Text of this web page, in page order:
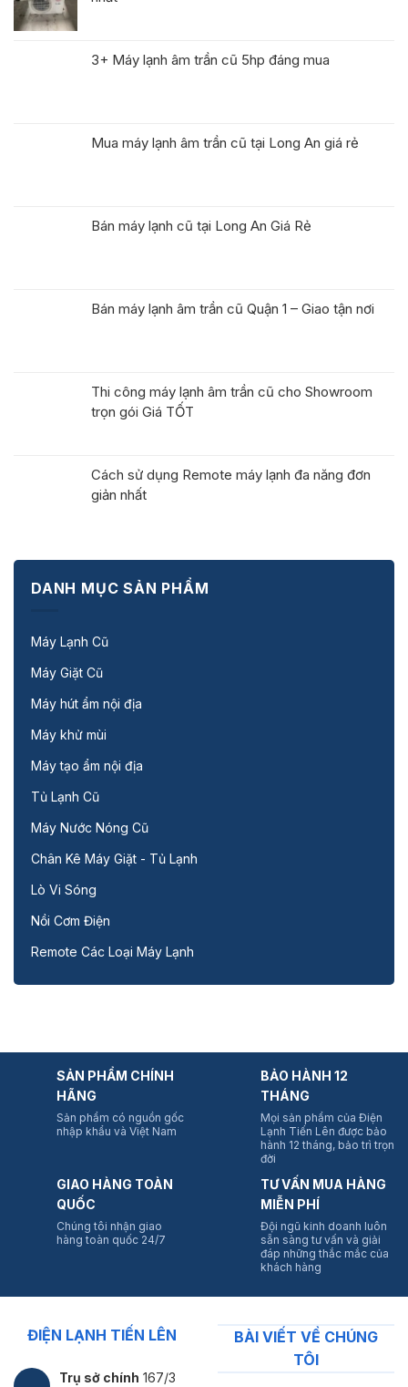
3+ Máy lạnh âm trần cũ 5hp đáng mua
Mua máy lạnh âm trần cũ tại Long An giá rẻ
Bán máy lạnh cũ tại Long An Giá Rẻ
Bán máy lạnh âm trần cũ Quận 1 – Giao tận nơi
Thi công máy lạnh âm trần cũ cho Showroom
trọn gói Giá TỐT
Cách sử dụng Remote máy lạnh đa năng đơn
giản nhất
DANH MỤC SẢN PHẨM
Máy Lạnh Cũ
Máy Giặt Cũ
Máy hút ẩm nội địa
Máy khử mùi
Máy tạo ẩm nội địa
Tủ Lạnh Cũ
Máy Nước Nóng Cũ
Chân Kê Máy Giặt - Tủ Lạnh
Lò Vi Sóng
Nồi Cơm Điện
Remote Các Loại Máy Lạnh
SẢN PHẨM CHÍNH
HÃNG
Sản phẩm có nguồn gốc
nhập khẩu và Việt Nam
BẢO HÀNH 12
THÁNG
Mọi sản phẩm của Điện
Lạnh Tiến Lên được bảo
hành 12 tháng, bảo trì trọn
đời
GIAO HÀNG TOÀN
QUỐC
Chúng tôi nhận giao
hàng toàn quốc 24/7
TƯ VẤN MUA HÀNG
MIỄN PHÍ
Đội ngũ kinh doanh luôn
sẵn sàng tư vấn và giải
đáp những thắc mắc của
khách hàng
ĐIỆN LẠNH TIẾN LÊN
Trụ sở chính 167/3
BÀI VIẾT VỀ CHÚNG
TÔI